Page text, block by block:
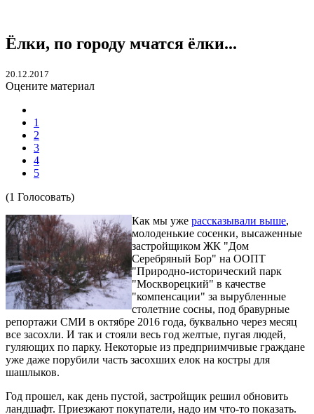
Ёлки, по городу мчатся ёлки...
20.12.2017
Оцените материал
1
2
3
4
5
(1 Голосовать)
Как мы уже рассказывали выше,
молоденькие сосенки, высаженные
застройщиком ЖК "Дом
Серебряный Бор" на ООПТ
"Природно-исторический парк
"Москворецкий" в качестве
"компенсации" за вырубленные
столетние сосны, под бравурные
репортажи СМИ в октябре 2016 года, буквально через месяц
все засохли. И так и стояли весь год желтые, пугая людей,
гуляющих по парку. Некоторые из предприимчивые граждане
уже даже порубили часть засохших елок на костры для
шашлыков.
Год прошел, как день пустой, застройщик решил обновить
ландшафт. Приезжают покупатели, надо им что-то показать.